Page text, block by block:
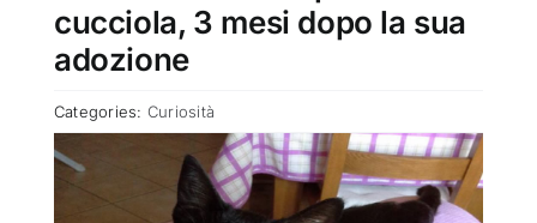
SMARRITI O DA ADOTTARE
ADOTTATI O RITROVATI
cucciola, 3 mesi dopo la sua
adozione
Categories: Curiosità